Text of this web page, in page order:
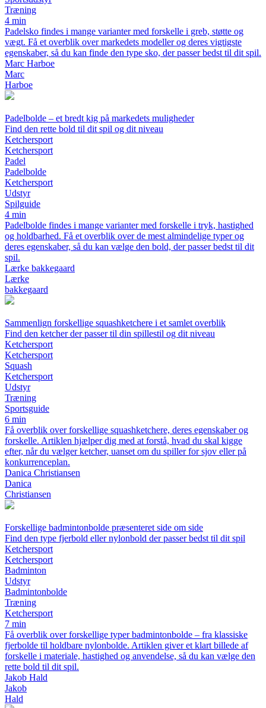
Træning
4 min
Padelsko findes i mange varianter med forskelle i greb, støtte og
vægt. Få et overblik over markedets modeller og deres vigtigste
egenskaber, så du kan finde den type sko, der passer bedst til dit spil.
Marc Harboe
Marc
Harboe
Padelbolde – et bredt kig på markedets muligheder
Find den rette bold til dit spil og dit niveau
Ketchersport
Ketchersport
Padel
Padelbolde
Ketchersport
Udstyr
Spilguide
4 min
Padelbolde findes i mange varianter med forskelle i tryk, hastighed
og holdbarhed. Få et overblik over de mest almindelige typer og
deres egenskaber, så du kan vælge den bold, der passer bedst til dit
spil.
Lærke bakkegaard
Lærke
bakkegaard
Sammenlign forskellige squashketchere i et samlet overblik
Find den ketcher der passer til din spillestil og dit niveau
Ketchersport
Ketchersport
Squash
Ketchersport
Udstyr
Træning
Sportsguide
6 min
Få overblik over forskellige squashketchere, deres egenskaber og
forskelle. Artiklen hjælper dig med at forstå, hvad du skal kigge
efter, når du vælger ketcher, uanset om du spiller for sjov eller på
konkurrenceplan.
Danica Christiansen
Danica
Christiansen
Forskellige badmintonbolde præsenteret side om side
Find den type fjerbold eller nylonbold der passer bedst til dit spil
Ketchersport
Ketchersport
Badminton
Udstyr
Badmintonbolde
Træning
Ketchersport
7 min
Få overblik over forskellige typer badmintonbolde – fra klassiske
fjerbolde til holdbare nylonbolde. Artiklen giver et klart billede af
forskelle i materiale, hastighed og anvendelse, så du kan vælge den
rette bold til dit spil.
Jakob Hald
Jakob
Hald